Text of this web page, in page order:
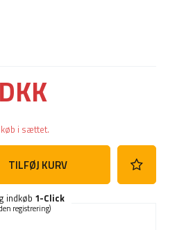
køb i sættet.
TILFØJ KURV
indkøb 1-Click
registrering)